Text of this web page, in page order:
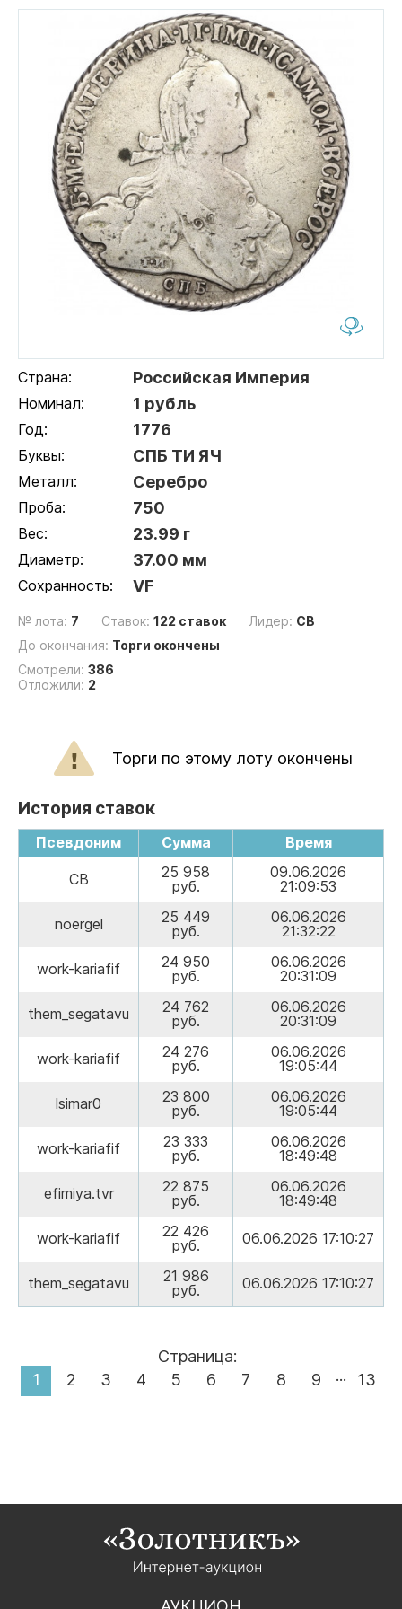
Страна: Российская Империя
Номинал: 1 рубль
Год: 1776
Буквы: СПБ ТИ ЯЧ
Металл: Серебро
Проба: 750
Вес: 23.99 г
Диаметр: 37.00 мм
Сохранность: VF
№ лота: 7 Ставок: 122 ставок Лидер: СВ
До окончания: Торги окончены
Смотрели: 386
Отложили: 2
Торги по этому лоту окончены
История ставок
Псевдоним Сумма Время
СВ
25 958
руб.
09.06.2026
21:09:53
noergel
25 449
руб.
06.06.2026
21:32:22
work-kariafif
24 950
руб.
06.06.2026
20:31:09
them_segatavu
24 762
руб.
06.06.2026
20:31:09
work-kariafif
24 276
руб.
06.06.2026
19:05:44
lsimar0
23 800
руб.
06.06.2026
19:05:44
work-kariafif
23 333
руб.
06.06.2026
18:49:48
efimiya.tvr
22 875
руб.
06.06.2026
18:49:48
work-kariafif
22 426
руб.
06.06.2026 17:10:27
them_segatavu
21 986
руб.
06.06.2026 17:10:27
Страница:
1
2 3 4 5 6 7 8 9 ... 13